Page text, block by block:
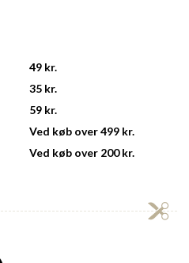
49 kr.
35 kr.
59 kr.
Ved køb over 499 kr.
Ved køb over 200 kr.